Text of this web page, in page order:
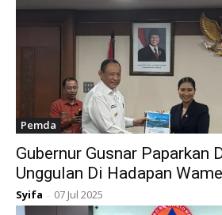
Pemda
Gubernur Gusnar Paparkan
Unggulan Di Hadapan
Syifa - 07 Jul 2025